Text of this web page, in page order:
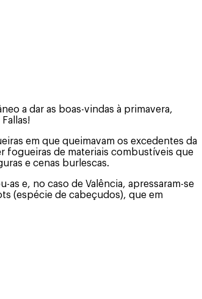
a dar as boas-vindas à primavera,
em que queimavam os excedentes da
fogueiras de materiais combustíveis que
e cenas burlescas.
e, no caso de Valência, apressaram-se
(espécie de cabeçudos), que em